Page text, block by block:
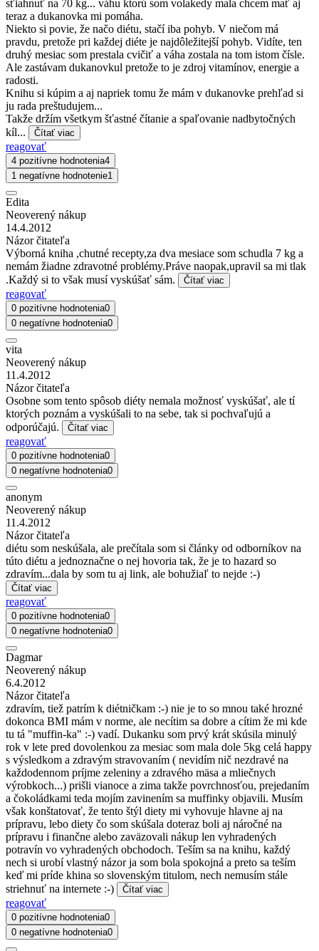
sťiahnuť na 70 kg... váhu ktorú som volakedy mala chcem mať aj
teraz a dukanovka mi pomáha.
Niekto si povie, že načo diétu, stačí iba pohyb. V niečom má
pravdu, pretože pri každej diéte je najdôležitejší pohyb. Vidíte, ten
druhý mesiac som prestala cvičiť a váha zostala na tom istom čísle.
Ale zastávam dukanovkul pretože to je zdroj vitamínov, energie a
radosti.
Knihu si kúpim a aj napriek tomu že mám v dukanovke prehľad si
ju rada preštudujem...
Takže držím všetkym šťastné čítanie a spaľovanie nadbytočných
kíl...
Čítať viac
reagovať
4 pozitívne hodnotenia4
1 negatívne hodnotenie1
Edita
Neoverený nákup
14.4.2012
Názor čitateľa
Výborná kniha ,chutné recepty,za dva mesiace som schudla 7 kg a
nemám žiadne zdravotné problémy.Práve naopak,upravil sa mi tlak
.Každý si to však musí vyskúšať sám.
Čítať viac
reagovať
0 pozitívne hodnotenia0
0 negatívne hodnotenia0
vita
Neoverený nákup
11.4.2012
Názor čitateľa
Osobne som tento spôsob diéty nemala možnosť vyskúšať, ale tí
ktorých poznám a vyskúšali to na sebe, tak si pochvaľujú a
odporúčajú.
Čítať viac
reagovať
0 pozitívne hodnotenia0
0 negatívne hodnotenia0
anonym
Neoverený nákup
11.4.2012
Názor čitateľa
diétu som neskúšala, ale prečítala som si články od odborníkov na
túto diétu a jednoznačne o nej hovoria tak, že je to hazard so
zdravím...dala by som tu aj link, ale bohužiaľ to nejde :-)
Čítať viac
reagovať
0 pozitívne hodnotenia0
0 negatívne hodnotenia0
Dagmar
Neoverený nákup
6.4.2012
Názor čitateľa
zdravím, tiež patrím k diétničkam :-) nie je to so mnou také hrozné
dokonca BMI mám v norme, ale necítim sa dobre a cítim že mi kde
tu tá "muffin-ka" :-) vadí. Dukanku som prvý krát skúsila minulý
rok v lete pred dovolenkou za mesiac som mala dole 5kg celá happy
s výsledkom a zdravým stravovaním ( nevidím nič nezdravé na
každodennom príjme zeleniny a zdravého mäsa a mliečnych
výrobkoch...) prišli vianoce a zima takže povrchnosťou, prejedaním
a čokoládkami teda mojím zavinením sa muffinky objavili. Musím
však konštatovať, že tento štýl diety mi vyhovuje hlavne aj na
prípravu, lebo diety čo som skúšala doteraz boli aj náročné na
prípravu i finančne alebo zaväzovali nákup len vyhradených
potravín vo vyhradených obchodoch. Teším sa na knihu, každý
nech si urobí vlastný názor ja som bola spokojná a preto sa teším
keď mi príde khina so slovenským titulom, nech nemusím stále
striehnuť na internete :-)
Čítať viac
reagovať
0 pozitívne hodnotenia0
0 negatívne hodnotenia0